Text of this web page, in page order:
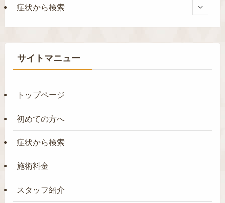
症状から検索
サイトマニュー
トップページ
初めての方へ
症状から検索
施術料金
スタッフ紹介